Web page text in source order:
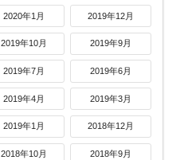
2020年1月 2019年12月
2019年10月 2019年9月
2019年7月 2019年6月
2019年4月 2019年3月
2019年1月 2018年12月
2018年10月 2018年9月